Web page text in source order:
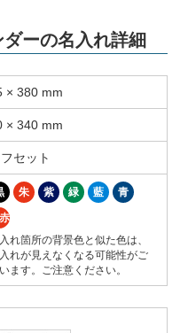
ダーの名入れ詳細
× 380 mm
× 340 mm
セット
朱 紫 緑 藍 青
れ箇所の背景色と似た色は、
れが見えなくなる可能性がご
ます。ご注意ください。